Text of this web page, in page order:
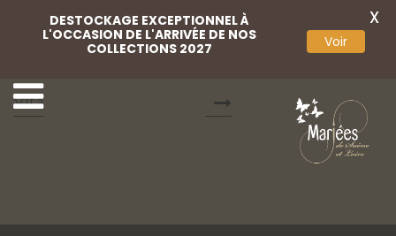
Vita
DESTOCKAGE EXCEPTIONNEL À
L'OCCASION DE L'ARRIVÉE DE NOS
COLLECTIONS 2027
Voir
X